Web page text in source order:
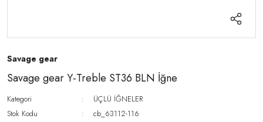
Savage gear
Savage gear Y-Treble ST36 BLN İğne
Kategori
ÜÇLÜ İĞNELER
Stok Kodu
cb_63112-116